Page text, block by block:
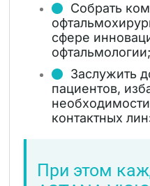
Собрать
сфере
офтальмологии;
Заслужить
пациентов,
контактных
При этом